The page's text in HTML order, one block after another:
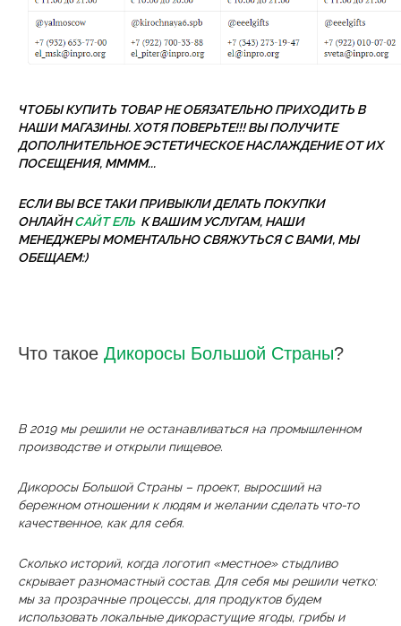
ЧТОБЫ КУПИТЬ ТОВАР НЕ ОБЯЗАТЕЛЬНО ПРИХОДИТЬ В
НАШИ МАГАЗИНЫ. ХОТЯ ПОВЕРЬТЕ!!! ВЫ ПОЛУЧИТЕ
ДОПОЛНИТЕЛЬНОЕ ЭСТЕТИЧЕСКОЕ НАСЛАЖДЕНИЕ ОТ ИХ
ПОСЕЩЕНИЯ, ММММ...
ЕСЛИ ВЫ ВСЕ ТАКИ ПРИВЫКЛИ ДЕЛАТЬ ПОКУПКИ
ОНЛАЙНСАЙТ ЕЛЬ К ВАШИМ УСЛУГАМ, НАШИ
МЕНЕДЖЕРЫ МОМЕНТАЛЬНО СВЯЖУТЬСЯ С ВАМИ, МЫ
ОБЕЩАЕМ:)
Что такое Дикоросы Большой Страны?
В 2019 мы решили не останавливаться на промышленном
производстве и открыли пищевое.
Дикоросы Большой Страны – проект, выросший на
бережном отношении к людям и желании сделать что-то
качественное, как для себя.
Сколько историй, когда логотип «‎местное» стыдливо
скрывает разномастный состав. Для себя мы решили четко:
мы за прозрачные процессы, для продуктов будем
использовать локальные дикорастущие ягоды, грибы и